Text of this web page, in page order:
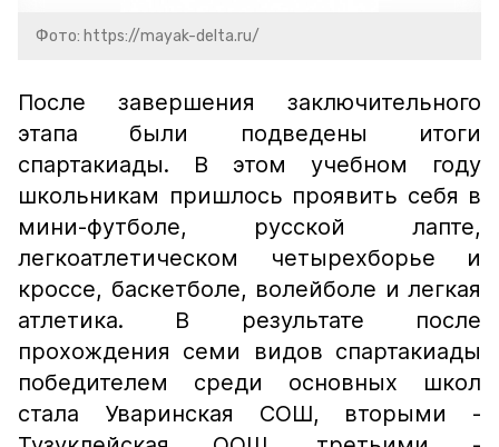
Фото: https://mayak-delta.ru/
После завершения заключительного
этапа были подведены итоги
спартакиады. В этом учебном году
школьникам пришлось проявить себя в
мини-футболе, русской лапте,
легкоатлетическом четырехборье и
кроссе, баскетболе, волейболе и легкая
атлетика. В результате после
прохождения семи видов спартакиады
победителем среди основных школ
стала Уваринская СОШ, вторыми -